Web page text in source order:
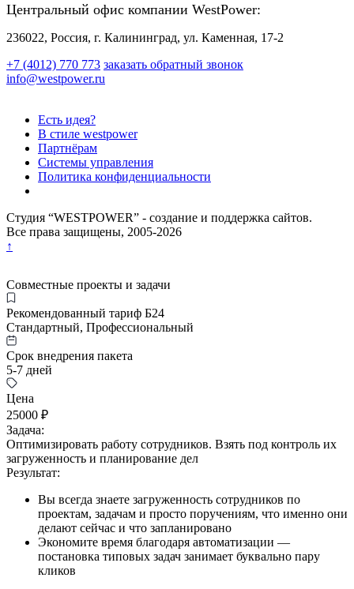
Центральный офис компании WestPower:
236022, Россия, г. Калининград, ул. Каменная, 17-2
+7 (4012) 770 773 заказать обратный звонок
info@westpower.ru
Есть идея?
В стиле westpower
Партнёрам
Системы управления
Политика конфиденциальности
Студия “WESTPOWER” - создание и поддержка сайтов.
Все права защищены, 2005-2026
↑
Совместные проекты и задачи
Рекомендованный тариф Б24
Стандартный, Профессиональный
Срок внедрения пакета
5-7 дней
Цена
25000 ₽
Задача:
Оптимизировать работу сотрудников. Взять под контроль их
загруженность и планирование дел
Результат:
Вы всегда знаете загруженность сотрудников по
проектам, задачам и просто поручениям, что именно они
делают сейчас и что запланировано
Экономите время благодаря автоматизации —
постановка типовых задач занимает буквально пару
кликов